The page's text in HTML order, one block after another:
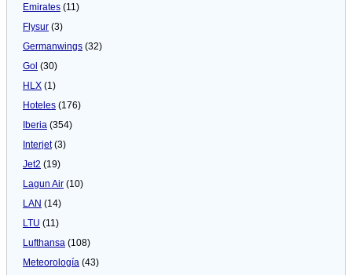
Emirates (11)
Flysur (3)
Germanwings (32)
Gol (30)
HLX (1)
Hoteles (176)
Iberia (354)
Interjet(3)
Jet2 (19)
Lagun Air (10)
LAN (14)
LTU (11)
Lufthansa (108)
Meteorologí­a (43)